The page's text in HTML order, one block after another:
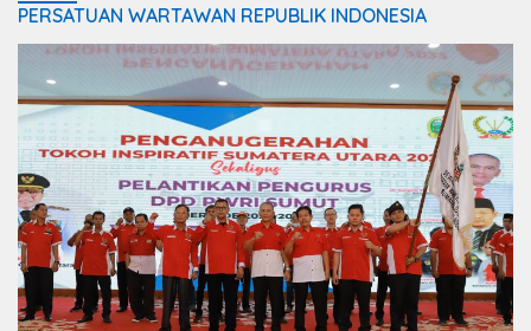
PERSATUAN WARTAWAN REPUBLIK INDONESIA